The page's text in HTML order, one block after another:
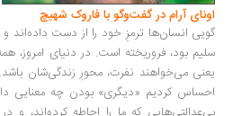
اونای آرام در گفت‌وگو با فاروک شهیچ‭
گویی انسان‌ها ترمزِ خود را از دست داده‌اند
سلیم بود، فروریخته است. در دنیای امروز،
یعنی می‌خواهند نفرت، محورِ زندگی‌شان
احساس کردیم «دیگری» بودن چه معنایی